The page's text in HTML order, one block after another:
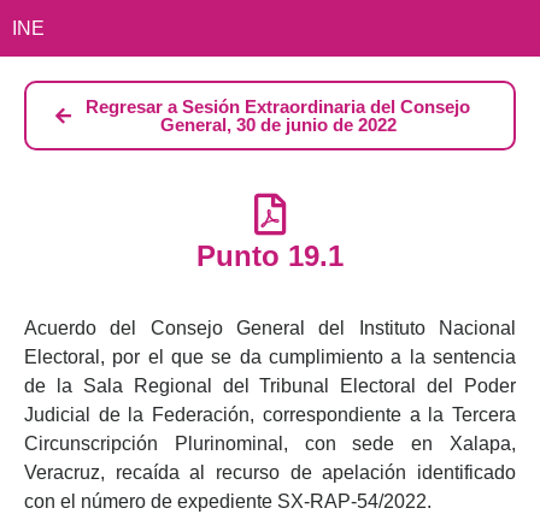
INE
Regresar a Sesión Extraordinaria del Consejo
General, 30 de junio de 2022
Punto 19.1
Acuerdo del Consejo General del Instituto Nacional
Electoral, por el que se da cumplimiento a la sentencia
de la Sala Regional del Tribunal Electoral del Poder
Judicial de la Federación, correspondiente a la Tercera
Circunscripción Plurinominal, con sede en Xalapa,
Veracruz, recaída al recurso de apelación identificado
con el número de expediente SX-RAP-54/2022.